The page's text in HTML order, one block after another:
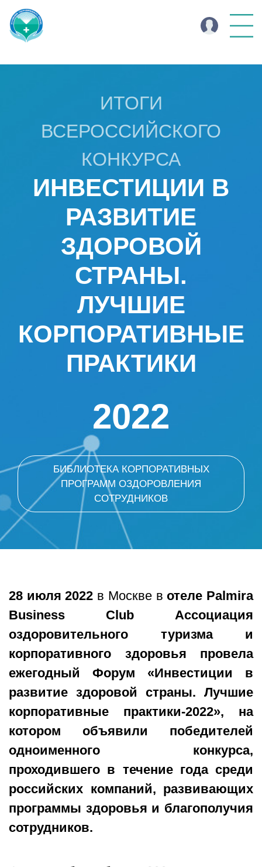
ИТОГИ
ВСЕРОССИЙСКОГО
КОНКУРСА
ИНВЕСТИЦИИ В
РАЗВИТИЕ
ЗДОРОВОЙ
СТРАНЫ.
ЛУЧШИЕ
КОРПОРАТИВНЫЕ
ПРАКТИКИ
2022
БИБЛИОТЕКА КОРПОРАТИВНЫХ
ПРОГРАММ ОЗДОРОВЛЕНИЯ
СОТРУДНИКОВ
28 июля 2022 в Москве вотеле Palmira
Business Club
Ассоциация
оздоровительного туризма и
корпоративного здоровья провела
ежегодный Форум «Инвестиции в
развитие здоровой страны. Лучшие
корпоративные практики-2022», на
котором объявили победителей
одноименного конкурса,
проходившего в течение года среди
российских компаний, развивающих
программы здоровья и благополучия
сотрудников.